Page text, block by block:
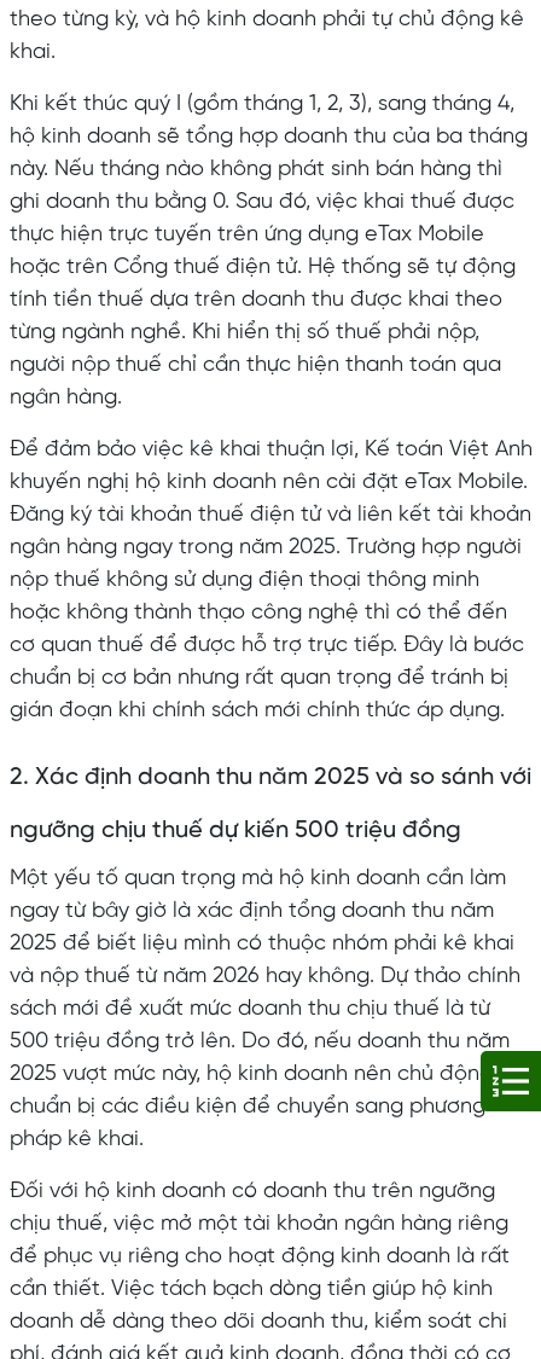
theo từng kỳ, và hộ kinh doanh phải tự chủ động kê
khai.
Khi kết thúc quý I (gồm tháng 1, 2, 3), sang tháng 4,
hộ kinh doanh sẽ tổng hợp doanh thu của ba tháng
này. Nếu tháng nào không phát sinh bán hàng thì
ghi doanh thu bằng 0. Sau đó, việc khai thuế được
thực hiện trực tuyến trên ứng dụng eTax Mobile
hoặc trên Cổng thuế điện tử. Hệ thống sẽ tự động
tính tiền thuế dựa trên doanh thu được khai theo
từng ngành nghề. Khi hiển thị số thuế phải nộp,
người nộp thuế chỉ cần thực hiện thanh toán qua
ngân hàng.
Để đảm bảo việc kê khai thuận lợi, Kế toán Việt Anh
khuyến nghị hộ kinh doanh nên cài đặt eTax Mobile.
Đăng ký tài khoản thuế điện tử và liên kết tài khoản
ngân hàng ngay trong năm 2025. Trường hợp người
nộp thuế không sử dụng điện thoại thông minh
hoặc không thành thạo công nghệ thì có thể đến
cơ quan thuế để được hỗ trợ trực tiếp. Đây là bước
chuẩn bị cơ bản nhưng rất quan trọng để tránh bị
gián đoạn khi chính sách mới chính thức áp dụng.
2. Xác định doanh thu năm 2025 và so sánh với
ngưỡng chịu thuế dự kiến 500 triệu đồng
Một yếu tố quan trọng mà hộ kinh doanh cần làm
ngay từ bây giờ là xác định tổng doanh thu năm
2025 để biết liệu mình có thuộc nhóm phải kê khai
và nộp thuế từ năm 2026 hay không. Dự thảo chính
sách mới đề xuất mức doanh thu chịu thuế là từ
500 triệu đồng trở lên. Do đó, nếu doanh thu năm
2025 vượt mức này, hộ kinh doanh nên chủ động
chuẩn bị các điều kiện để chuyển sang phương
pháp kê khai.
Đối với hộ kinh doanh có doanh thu trên ngưỡng
chịu thuế, việc mở một tài khoản ngân hàng riêng
để phục vụ riêng cho hoạt động kinh doanh là rất
cần thiết. Việc tách bạch dòng tiền giúp hộ kinh
doanh dễ dàng theo dõi doanh thu, kiểm soát chi